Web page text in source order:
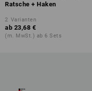
Ratsche + Haken
2 Varianten
ab 23,68 €
(m. MwSt.) ab 6 Sets